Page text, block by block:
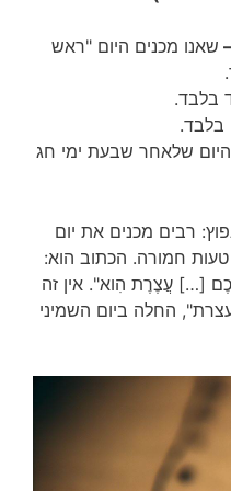
שאנו מכנים היום "ראש
בלבד.
בלבד.
שלאחר שבעת ימי חג
רבים מכנים את יום
טעות חמורה. הכתוב הוא:
[…] עֲצֶרֶת הִוא". אין זה
החלה ביום השמיני